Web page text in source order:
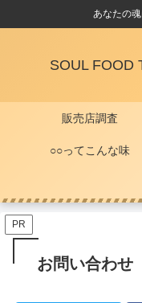
あなたの
SOUL FOOD
販売店調査
○○ってこんな味
PR
お問い合わせ